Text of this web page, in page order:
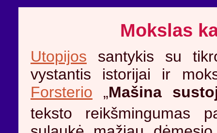
Mokslas
Utopijos santykis su
vystantis istorijai ir
Forsterio „Mašina
teksto reikšmingumas